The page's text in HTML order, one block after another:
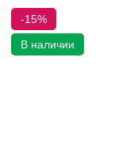
-15%
В наличии